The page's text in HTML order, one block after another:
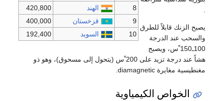
8
الهند
420,800
9
قزخستان
400,000
10
السويد 192,400
.
يصبح الزنك قابلاً للطرق
والسحب عند الدرجة
100ـ150 ْس، ويصبح
هشاً عند درجة تزيد على 200 ْس (يتحول إلى مسحوق)، وهو ذو
مغنطيسية مغايرة diamagnetic.
الخواص الكيمياوية